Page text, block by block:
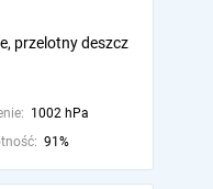
przelotny deszcz
1002 hPa
91%